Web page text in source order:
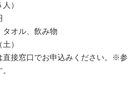
）
タオル、飲み物
）
直接窓口でお申込みください。※参